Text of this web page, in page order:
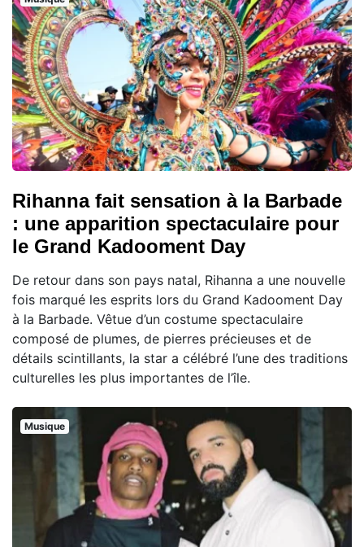
Rihanna fait sensation à la Barbade
: une apparition spectaculaire pour
le Grand Kadooment Day
De retour dans son pays natal, Rihanna a une nouvelle
fois marqué les esprits lors du Grand Kadooment Day
à la Barbade. Vêtue d’un costume spectaculaire
composé de plumes, de pierres précieuses et de
détails scintillants, la star a célébré l’une des traditions
culturelles les plus importantes de l’île.
Musique